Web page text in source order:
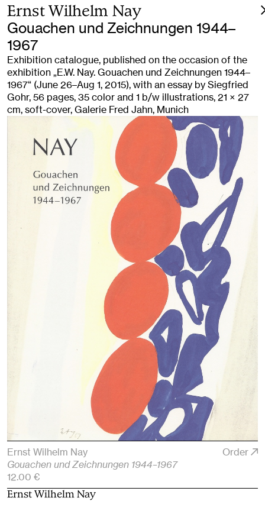
Ernst Wilhelm Nay
Gouachen und Zeichnungen 1944–
1967
Exhibition catalogue, published on the occasion of the
exhibition „E.W. Nay. Gouachen und Zeichnungen 1944–
1967“ (June 26–Aug 1, 2015), with an essay by Siegfried
Gohr, 56 pages, 35 color and 1 b/w illustrations, 21 × 27
cm, soft-cover, Galerie Fred Jahn, Munich
Ernst Wilhelm Nay
Gouachen und Zeichnungen 1944–1967
12.00 €
Order
Ernst Wilhelm Nay